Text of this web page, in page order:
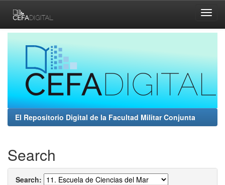
navigation
El Repositorio Digital de la Facultad Militar Conjunta
Search
Search: